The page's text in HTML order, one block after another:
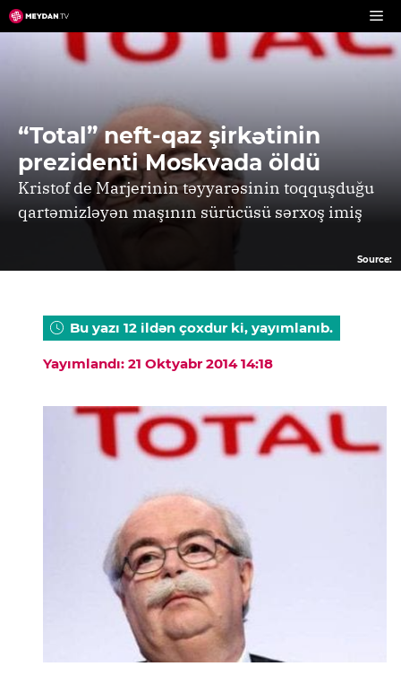
Skip
to
“Total” neft-qaz şirkətinin
prezidenti Moskvada öldü
Kristof de Marjerinin təyyarəsinin toqquşduğu
qartəmizləyən maşının sürücüsü sərxoş imiş
Source:
Bu yazı 12 ildən çoxdur ki, yayımlanıb.
Yayımlandı: 21 Oktyabr 2014 14:18